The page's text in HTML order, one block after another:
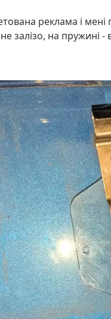
реклама і
залізо, на пружині -